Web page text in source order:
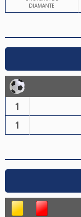
DIAMANTE
1
1